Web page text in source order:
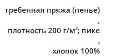
гребенная пряжа (пенье)
,
плотность 200 г/м²; пике
,
хлопок 100%